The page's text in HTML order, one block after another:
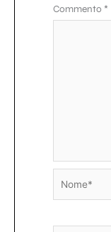
Commento *
Nome*